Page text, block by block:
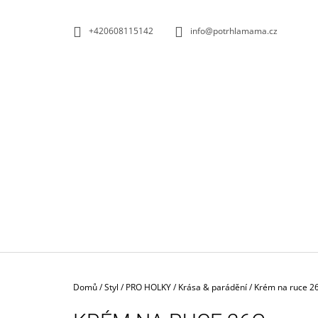
+420608115142 info@potrhlamama.cz
Domů/Styl / PRO HOLKY/ Krása & parádění/ Krém na ruce
DŘEVĚNÁ SKLUZAVKA + 6 AUTÍČEK |